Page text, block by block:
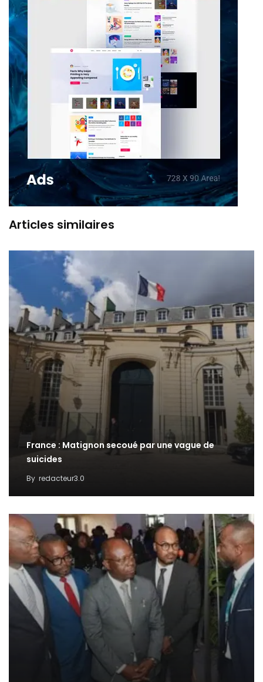
Articles similaires
France : Matignon secoué par une vague de
suicides
By redacteur3.0